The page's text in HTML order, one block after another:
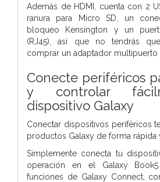
Además de HDMI, cuenta con 2
ranura para Micro SD, un
bloqueo Kensington y un
(RJ45), así que no tendrás
comprar un adaptador multipuerto
Conecte periféricos
y controlar
dispositivo Galaxy
Conectar dispositivos periféricos
productos Galaxy de forma rápida
Simplemente conecta tu
operación en el Galaxy
funciones de Galaxy Connect,